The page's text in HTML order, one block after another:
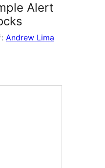
Alert
Andrew Lima